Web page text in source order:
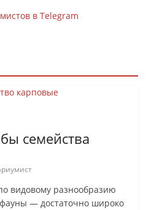
семейства
видовому разнообразию
— достаточно широко